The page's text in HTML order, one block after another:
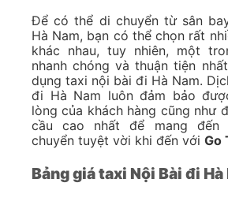
Để có thể di chuyển từ sân
Hà Nam, bạn có thể chọn rất
khác nhau, tuy nhiên, một
nhanh chóng và thuận tiện
dụng taxi nội bài đi Hà Nam.
đi Hà Nam luôn đảm bảo
lòng của khách hàng cũng như
cầu cao nhất để mang đến
chuyển tuyệt vời khi đến với Go
Bảng giá taxi Nội Bài đi Hà